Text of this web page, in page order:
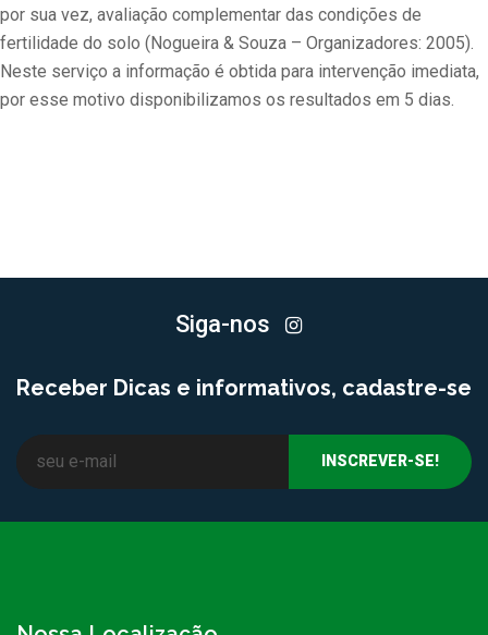
por sua vez, avaliação complementar das condições de
fertilidade do solo (Nogueira & Souza – Organizadores: 2005).
Neste serviço a informação é obtida para intervenção imediata,
por esse motivo disponibilizamos os resultados em 5 dias.
Siga-nos
Receber Dicas e informativos, cadastre-se